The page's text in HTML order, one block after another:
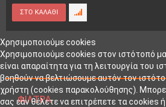
ΦΊΛΤΡΑ
Χρησιμοποιούμε cookies
Χρησιμοποιούμε cookies στον ιστότοπό
είναι απαραίτητα για τη λειτουργία του
βοηθούν να βελτιώσουμε αυτόν τον
χρήστη (cookies παρακολούθησης).
σας εάν θέλετε να επιτρέπετε τα cookies